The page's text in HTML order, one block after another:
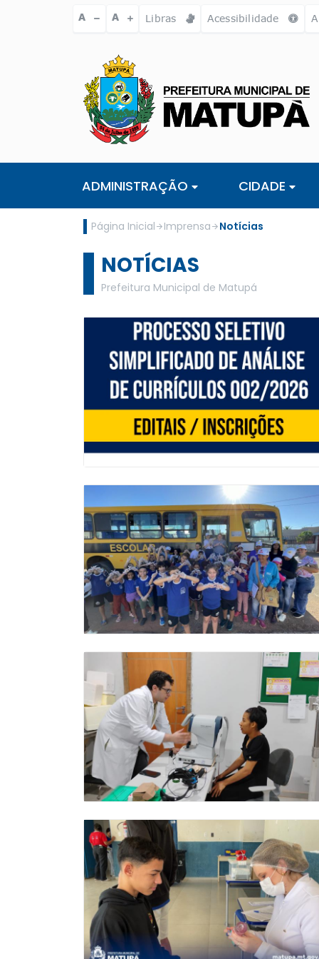
Ir para o conteúdo [alt+1] Ir para o menu [alt+2] Ir para a
A A Libras Acessibilidade
ADMINISTRAÇÃO CIDADE
Página Inicial Imprensa Notícias
NOTÍCIAS
Prefeitura Municipal de Matupá